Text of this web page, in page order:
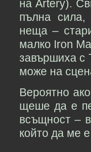
на Artery).
пълна
неща –
малко Iron
завършиха с
може на
Вероятно
щеше да е
всъщност –
който да ме